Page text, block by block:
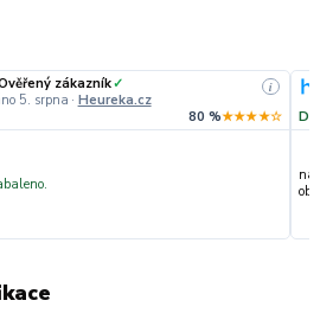
zákazník✓
5. srpna · Heureka.cz
i
80 %★★★★☆